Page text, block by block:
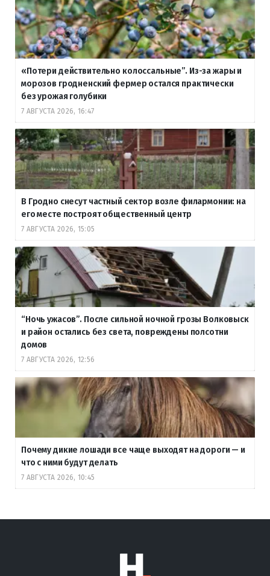
«Потери действительно колоссальные”. Из-за жары и
морозов гродненский фермер остался практически
без урожая голубики
7 АВГУСТА 2026, 16:47
В Гродно снесут частный сектор возле филармонии: на
его месте построят общественный центр
7 АВГУСТА 2026, 15:05
“Ночь ужасов”. После сильной ночной грозы Волковыск
и район остались без света, повреждены полсотни
домов
7 АВГУСТА 2026, 12:56
Почему дикие лошади все чаще выходят на дороги — и
что с ними будут делать
7 АВГУСТА 2026, 10:45